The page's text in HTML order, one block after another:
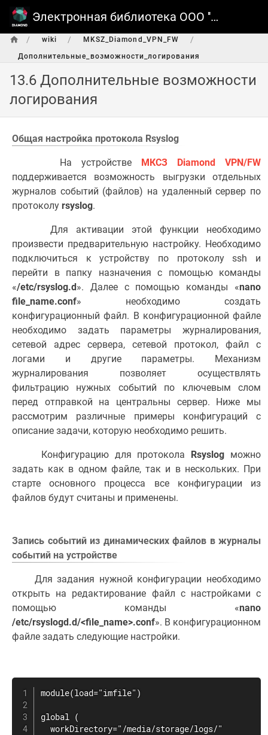
Электронная библиотека ООО ''ТСC''
/ wiki / MKSZ_Diamond_VPN_FW /
Дополнительные_возможности_логирования
13.6 Дополнительные возможности
логирования
Общая настройка протокола Rsyslog
На устройстве МКСЗ Diamond VPN/FW
поддерживается возможность выгрузки отдельных
журналов событий (файлов) на удаленный сервер по
протоколу rsyslog.
Для активации этой функции необходимо
произвести предварительную настройку. Необходимо
подключиться к устройству по протоколу ssh и
перейти в папку назначения с помощью команды
«/etc/rsyslog.d». Далее с помощью команды «nano
file_name.conf» необходимо создать
конфигурационный файл. В конфигурационной файле
необходимо задать параметры журналирования,
сетевой адрес сервера, сетевой протокол, файл с
логами и другие параметры. Механизм
журналирования позволяет осуществлять
фильтрацию нужных событий по ключевым слом
перед отправкой на центральны сервер. Ниже мы
рассмотрим различные примеры конфигураций с
описание задачи, которую необходимо решить.
Конфигурацию для протокола Rsyslog можно
задать как в одном файле, так и в нескольких. При
старте основного процесса все конфигурации из
файлов будут считаны и применены.
Запись событий из динамических файлов в журналы
событий на устройстве
Для задания нужной конфигурации необходимо
открыть на редактирование файл с настройками с
помощью команды «nano
/etc/rsyslogd.d/<file_name>.conf». В конфигурационном
файле задать следующие настройки.
module(load="imfile")
global (
  workDirectory="/media/storage/logs/"